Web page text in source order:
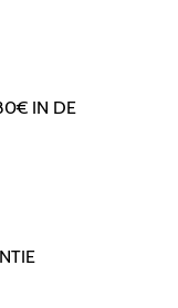
IN DE